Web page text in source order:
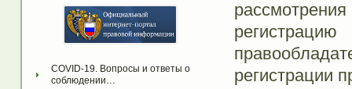
COVID-19. Вопросы и ответы о
соблюдении…
регистрации